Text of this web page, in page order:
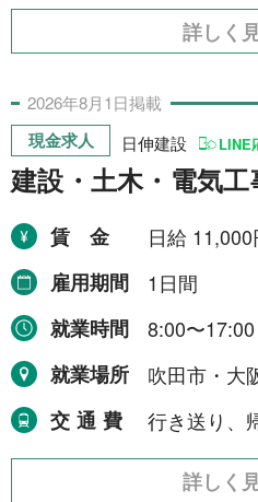
建設・土木・電気工事
配送・輸送・機械運転等
警備
清掃・洗浄
運搬・包装・選別等
介護・福祉
農林漁業
事務
求人形態から
詳しく
2026年8月1日掲載
現金求人 日伸建設 LINE
建設・土木・電気工
賃金
日給 11,000
雇用期間
1日間
就業時間
8:00〜17:00
就業場所
吹田市・大
交通費
行き送り、
詳しく